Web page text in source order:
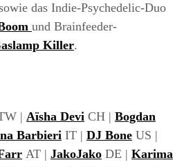
das Indie-Psychedelic-Duo
und Brainfeeder-
Killer.
| Aïsha Devi CH | Bogdan
Barbieri IT | DJ Bone US |
AT | JakoJako DE | Karima